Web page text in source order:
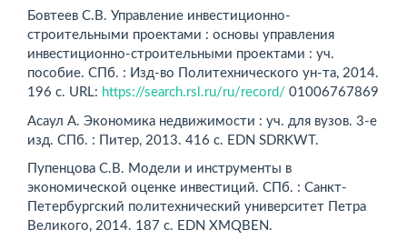
Бовтеев С.В. Управление инвестиционно-
строительными проектами : основы управления
инвестиционно-строительными проектами : уч.
пособие. СПб. : Изд-во Политехнического ун-та, 2014.
196 с. URL: https://search.rsl.ru/ru/record/ 01006767869
Асаул А. Экономика недвижимости : уч. для вузов. 3-е
изд. СПб. : Питер, 2013. 416 с. EDN SDRKWT.
Пупенцова С.В. Модели и инструменты в
экономической оценке инвестиций. СПб. : Санкт-
Петербургский политехнический университет Петра
Великого, 2014. 187 с. EDN XMQBEN.